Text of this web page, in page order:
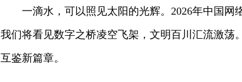
一滴水，可以照见太阳的光辉。2026年中国网
我们将看见数字之桥凌空飞架，文明百川汇流激
互鉴新篇章。